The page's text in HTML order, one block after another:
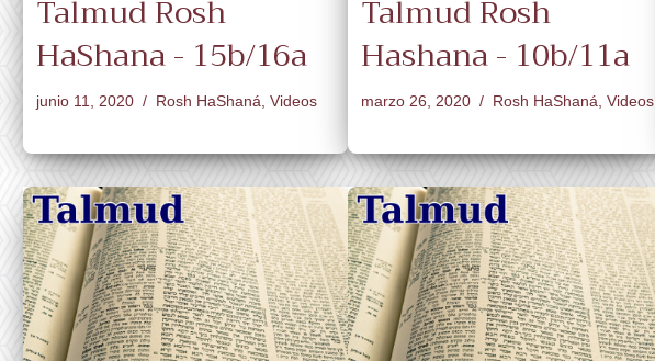
Talmud Rosh
HaShana - 15b/16a
junio 11, 2020 Rosh HaShaná, Videos
Talmud Rosh
Hashana - 10b/11a
marzo 26, 2020 Rosh HaShaná, Videos